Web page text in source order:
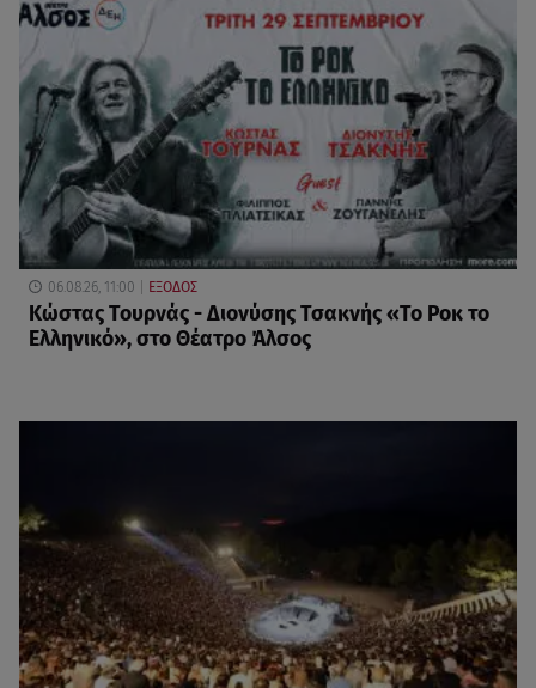
06.08.26, 11:00 ΕΞΟΔΟΣ
Κώστας Τουρνάς - Διονύσης Τσακνής «Το Ροκ το
Ελληνικό», στο Θέατρο Άλσος